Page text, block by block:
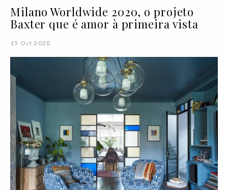
Milano Worldwide 2020, o projeto
Baxter que é amor à primeira vista
15 Oct 2020